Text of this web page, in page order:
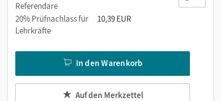
Referendare
20% Prüfnachlass für
Lehrkräfte
10,39 EUR
In den Warenkorb
Auf den Merkzettel